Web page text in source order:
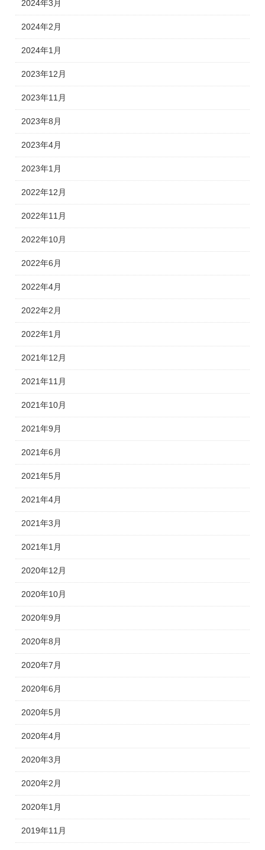
2024年3月
2024年2月
2024年1月
2023年12月
2023年11月
2023年8月
2023年4月
2023年1月
2022年12月
2022年11月
2022年10月
2022年6月
2022年4月
2022年2月
2022年1月
2021年12月
2021年11月
2021年10月
2021年9月
2021年6月
2021年5月
2021年4月
2021年3月
2021年1月
2020年12月
2020年10月
2020年9月
2020年8月
2020年7月
2020年6月
2020年5月
2020年4月
2020年3月
2020年2月
2020年1月
2019年11月